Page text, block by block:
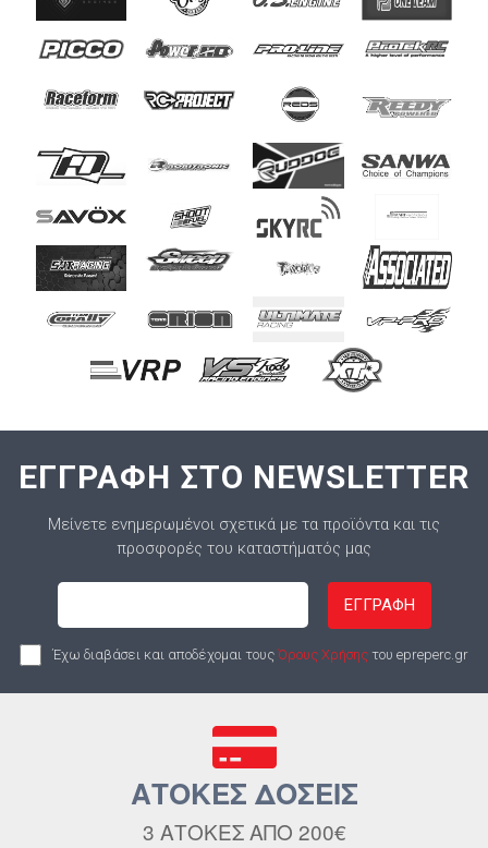
ΕΓΓΡΑΦΗ ΣΤΟ NEWSLETTER
Μείνετε ενημερωμένοι σχετικά με τα προϊόντα και τις
προσφορές του καταστήματός μας
ΕΓΓΡΑΦΗ
Έχω διαβάσει και αποδέχομαι τους Όρους Χρήσης του epreperc.gr
ΑΤΟΚΕΣ ΔΟΣΕΙΣ
3 ΑΤΟΚΕΣ ΑΠΟ 200€